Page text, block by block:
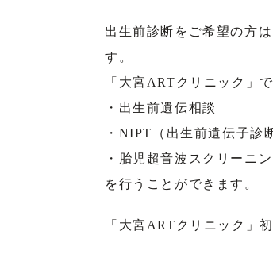
出生前診断をご希望の方
す。
「大宮ARTクリニック」で
・出生前遺伝相談
・NIPT（出生前遺伝子診
・胎児超音波スクリーニ
を行うことができます。
「大宮ARTクリニック」